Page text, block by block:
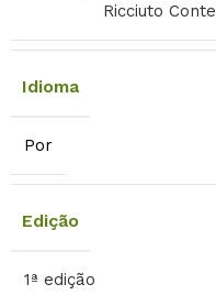
Ricciuto Conte
Idioma
Por
Edição
1ª edição